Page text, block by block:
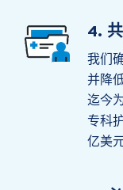
4.
我们
并降
迄今
专科
亿美